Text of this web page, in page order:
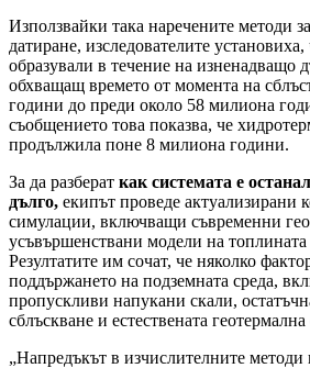
Използвайки така наречените методи
датиране, изследователите
образували в течение на изненадващо
обхващащ времето от момента на
години до преди около 58 милиона
съобщението това показва, че
продължила поне 8 милиона години.
За да разберат как системата е
дълго, екипът проведе актуализирани
симулации, включващи съвременни
усъвършенствани модели на
Резултатите им сочат, че няколко
поддържането на подземната среда,
пропускливи напукани скали,
сблъскване и естествената
„Напредъкът в изчислителните методи